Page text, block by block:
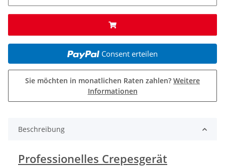
Consent erteilen
Sie möchten in monatlichen Raten zahlen? Weitere
Informationen
Beschreibung
Professionelles Crepesgerät